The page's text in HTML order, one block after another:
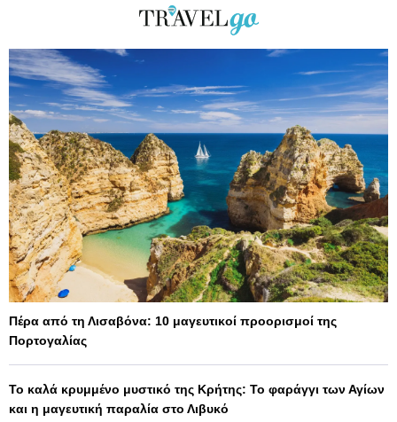
Πέρα από τη Λισαβόνα: 10 μαγευτικοί προορισμοί της
Πορτογαλίας
Το καλά κρυμμένο μυστικό της Κρήτης: Το φαράγγι των Αγίων
και η μαγευτική παραλία στο Λιβυκό